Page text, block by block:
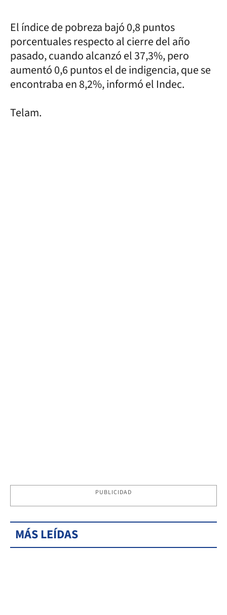
El índice de pobreza bajó 0,8 puntos
porcentuales respecto al cierre del año
pasado, cuando alcanzó el 37,3%, pero
aumentó 0,6 puntos el de indigencia, que se
encontraba en 8,2%, informó el Indec.
Telam.
PUBLICIDAD
MÁS LEÍDAS